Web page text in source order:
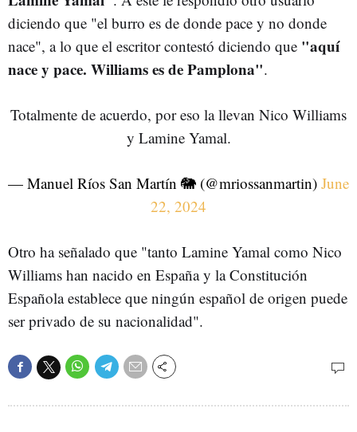
diciendo que "el burro es de donde pace y no donde
nace", a lo que el escritor contestó diciendo que "aquí
nace y pace. Williams es de Pamplona".
Totalmente de acuerdo, por eso la llevan Nico Williams
y Lamine Yamal.
— Manuel Ríos San Martín 🐘 (@mriossanmartin) June
22, 2024
Otro ha señalado que "tanto Lamine Yamal como Nico
Williams han nacido en España y la Constitución
Española establece que ningún español de origen puede
ser privado de su nacionalidad".